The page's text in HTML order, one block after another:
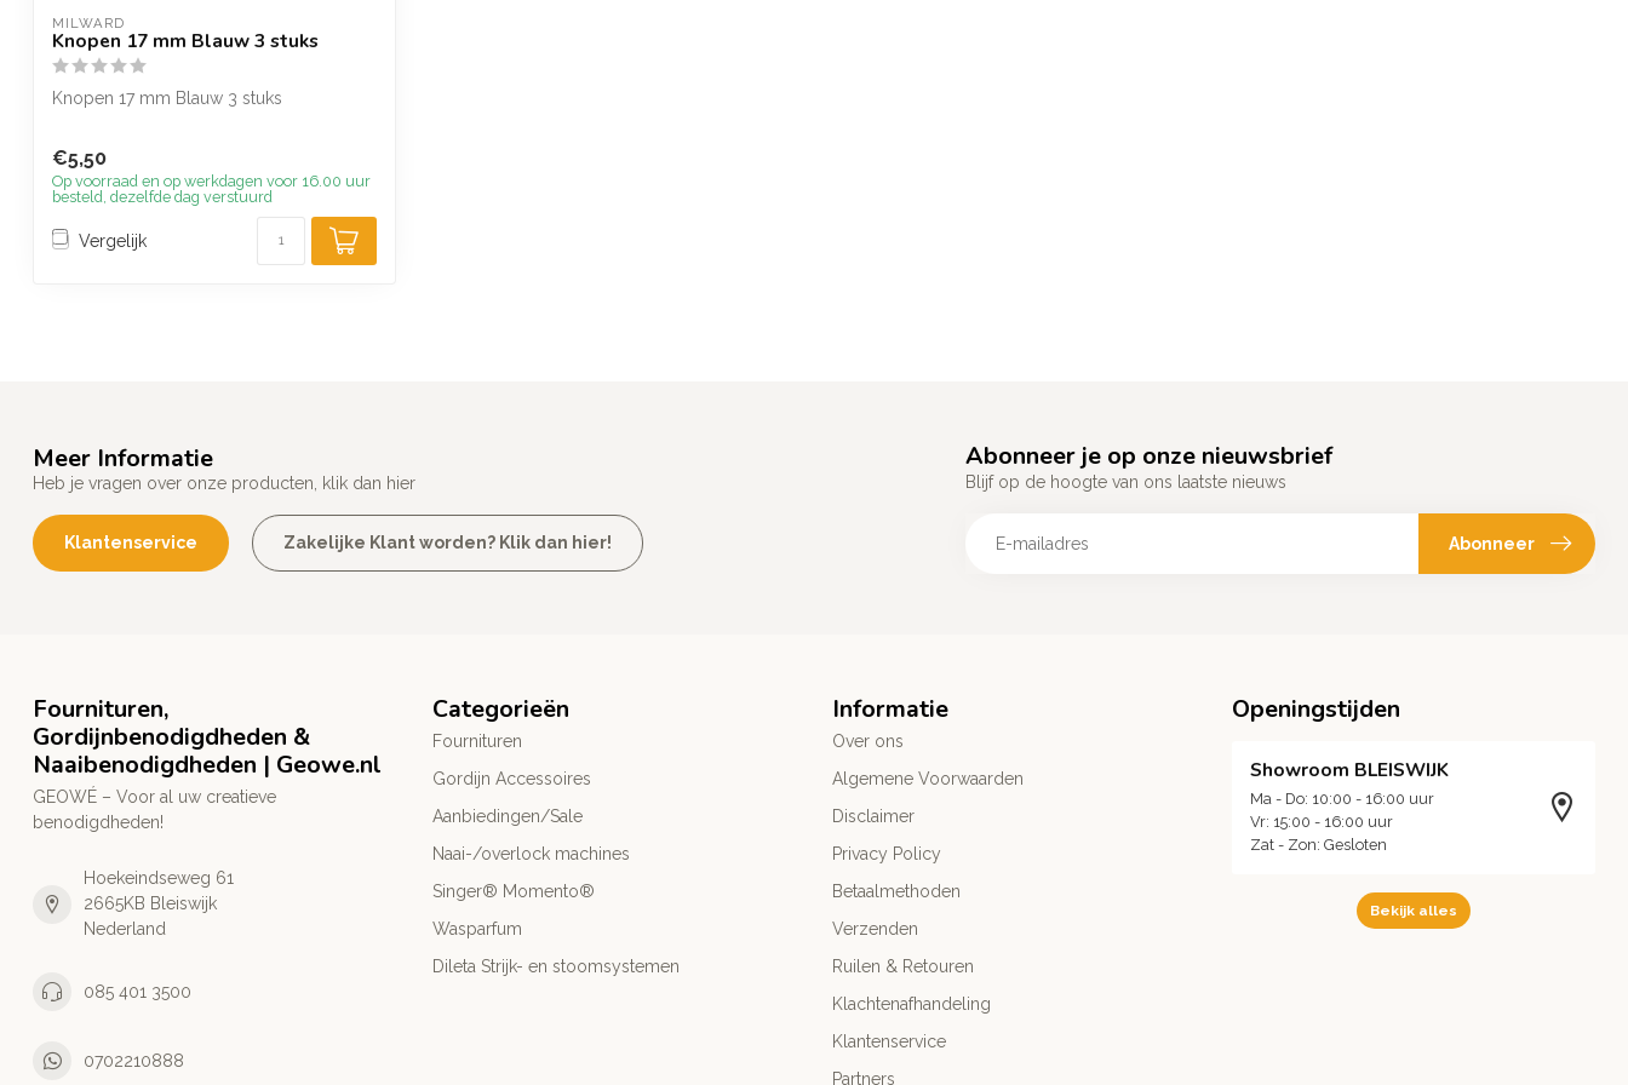
MILWARD
Knopen 17 mm Blauw 3 stuks
Knopen 17 mm Blauw 3 stuks
€5,50
Op voorraad en op werkdagen voor 16.00 uur
besteld, dezelfde dag verstuurd
Vergelijk
Meer Informatie
Heb je vragen over onze producten, klik dan hier
Klantenservice Zakelijke Klant worden? Klik dan hier!
Abonneer je op onze nieuwsbrief
Blijf op de hoogte van ons laatste nieuws
Abonneer
Fournituren,
Gordijnbenodigdheden &
Naaibenodigdheden | Geowe.nl
GEOWÉ – Voor al uw creatieve
benodigdheden!
Hoekeindseweg 61
2665KB Bleiswijk
Nederland
085 401 3500
0702210888
Categorieën
Fournituren
Gordijn Accessoires
Aanbiedingen/Sale
Naai-/overlock machines
Singer® Momento®
Wasparfum
Dileta Strijk- en stoomsystemen
Informatie
Over ons
Algemene Voorwaarden
Disclaimer
Privacy Policy
Betaalmethoden
Verzenden
Ruilen & Retouren
Klachtenafhandeling
Klantenservice
Partners
Openingstijden
Showroom BLEISWIJK
Ma - Do: 10:00 - 16:00 uur
Vr: 15:00 - 16:00 uur
Zat - Zon: Gesloten
Bekijk alles